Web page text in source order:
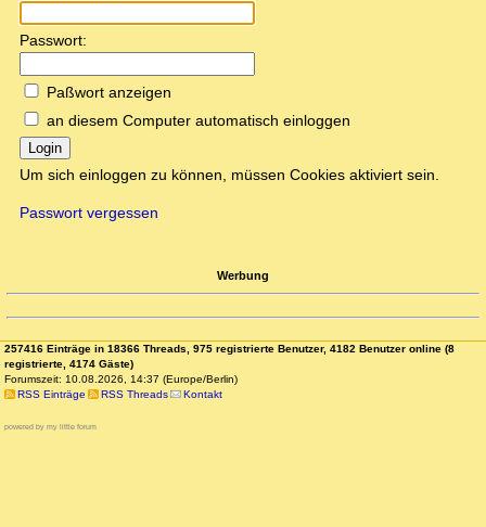
Passwort:
Paßwort anzeigen
an diesem Computer automatisch einloggen
Login
Um sich einloggen zu können, müssen Cookies aktiviert sein.
Passwort vergessen
Werbung
257416 Einträge in 18366 Threads, 975 registrierte Benutzer, 4182 Benutzer online (8
registrierte, 4174 Gäste)
Forumszeit: 10.08.2026, 14:37 (Europe/Berlin)
RSS Einträge
RSS Threads Kontakt
powered by my little forum